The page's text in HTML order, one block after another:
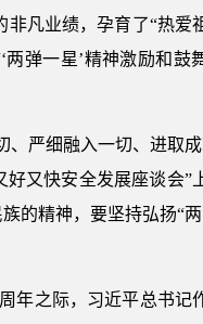
凡业绩，孕育了“热爱
弹一星’精神激励和鼓
、严细融入一切、进取
好又快安全发展座谈会”
的精神，要坚持弘扬“
年之际，习近平总书记